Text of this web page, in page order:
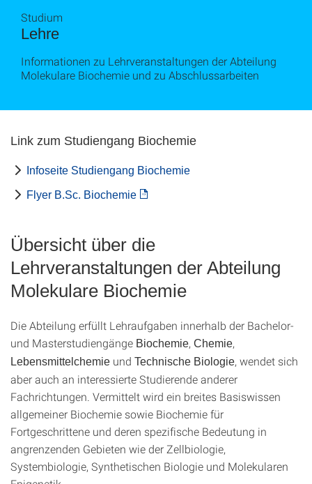
Lehre
Studium
Informationen zu Lehrveranstaltungen der Abteilung
Molekulare Biochemie und zu Abschlussarbeiten
Link zum Studiengang Biochemie
Infoseite Studiengang Biochemie
Flyer B.Sc. Biochemie
Übersicht über die
Lehrveranstaltungen der Abteilung
Molekulare Biochemie
Die Abteilung erfüllt Lehraufgaben innerhalb der Bachelor-
und Masterstudiengänge Biochemie, Chemie,
Lebensmittelchemie und Technische Biologie, wendet sich
aber auch an interessierte Studierende anderer
Fachrichtungen. Vermittelt wird ein breites Basiswissen
allgemeiner Biochemie sowie Biochemie für
Fortgeschrittene und deren spezifische Bedeutung in
angrenzenden Gebieten wie der Zellbiologie,
Systembiologie, Synthetischen Biologie und Molekularen